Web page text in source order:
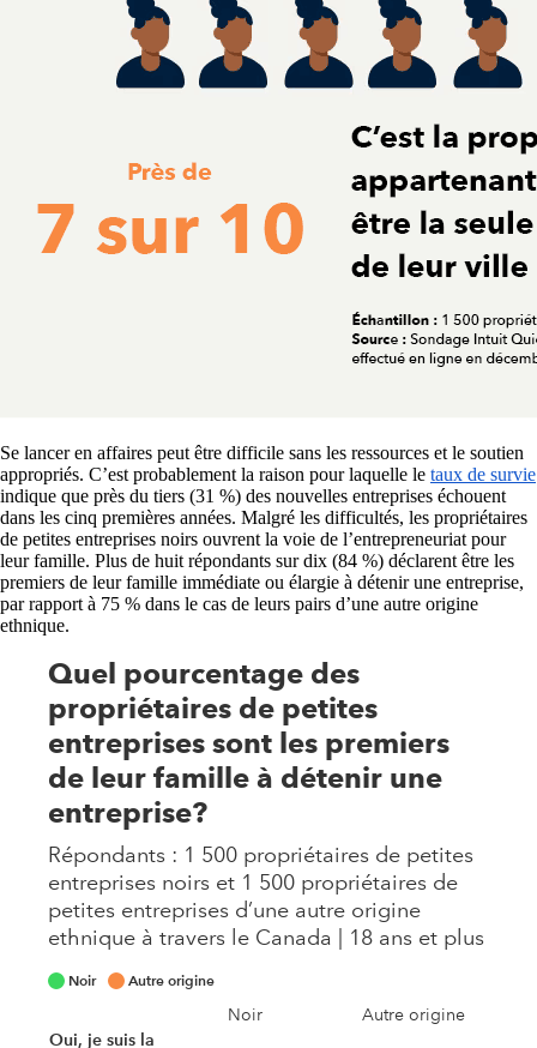
Se lancer en affaires peut être difficile sans les ressources et le soutien
appropriés. C’est probablement la raison pour laquelle le taux de survie
indique que près du tiers (31 %) des nouvelles entreprises échouent
dans les cinq premières années. Malgré les difficultés, les propriétaires
de petites entreprises noirs ouvrent la voie de l’entrepreneuriat pour
leur famille. Plus de huit répondants sur dix (84 %) déclarent être les
premiers de leur famille immédiate ou élargie à détenir une entreprise,
par rapport à 75 % dans le cas de leurs pairs d’une autre origine
ethnique.